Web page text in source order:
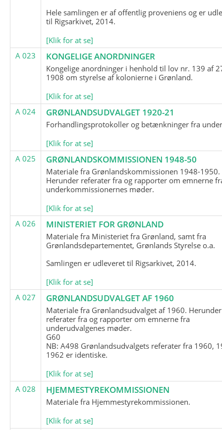
Hele samlingen er af offentlig proveniens og er
til Rigsarkivet, 2014.
[Klik for at se]
A 023
KONGELIGE ANORDNINGER
Kongelige anordninger i henhold til lov nr. 139 af
1908 om styrelse af kolonierne i Grønland.
[Klik for at se]
A 024
GRØNLANDSUDVALGET 1920-21
Forhandlingsprotokoller og betænkninger fra
[Klik for at se]
A 025
GRØNLANDSKOMMISSIONEN 1948-50
Materiale fra Grønlandskommissionen 1948-1950.
Herunder referater fra og rapporter om emnerne
underkommissionernes møder.
[Klik for at se]
A 026
MINISTERIET FOR GRØNLAND
Materiale fra Ministeriet fra Grønland, samt fra
Grønlandsdepartementet, Grønlands Styrelse o.a.
Samlingen er udleveret til Rigsarkivet, 2014.
[Klik for at se]
A 027
GRØNLANDSUDVALGET AF 1960
Materiale fra Grønlandsudvalget af 1960. Herunder
referater fra og rapporter om emnerne fra
underudvalgenes møder.
G60
NB: A498 Grønlandsudvalgets referater fra 1960,
1962 er identiske.
[Klik for at se]
A 028
HJEMMESTYREKOMMISSIONEN
Materiale fra Hjemmestyrekommissionen.
[Klik for at se]